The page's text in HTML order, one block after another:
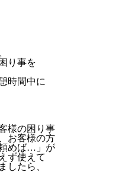
り事を
時間中に
様の困り事
お客様の方
めば…」が
ず使えて
したら、